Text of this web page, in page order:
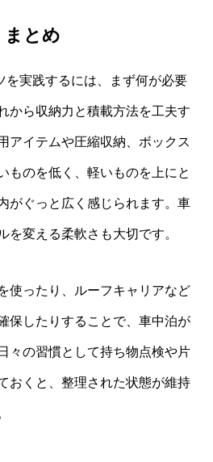
まとめ
を実践するには、まず何が必要
から収納力と積載方法を工夫す
アイテムや圧縮収納、ボックス
ものを低く、軽いものを上にと
がぐっと広く感じられます。車
を変える柔軟さも大切です。
使ったり、ルーフキャリアなど
保したりすることで、車中泊が
々の習慣として持ち物点検や片
おくと、整理された状態が維持